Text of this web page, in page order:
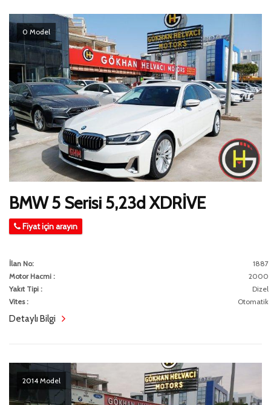
0 Model
BMW 5 Serisi 5,23d XDRİVE
Fiyat için arayın
İlan No:
1887
Motor Hacmi :
2000
Yakıt Tipi :
Dizel
Vites :
Otomatik
Detaylı Bilgi
2014 Model